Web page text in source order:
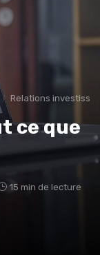
Relations
ce que
15 min de lecture